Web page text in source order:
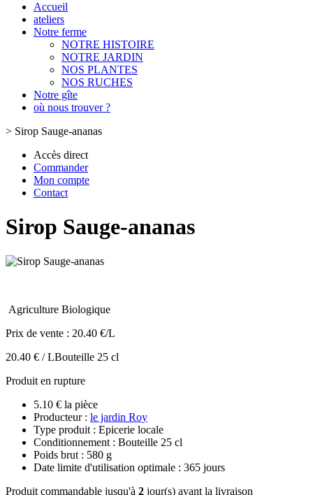
Accueil
ateliers
Notre ferme
NOTRE HISTOIRE
NOTRE JARDIN
NOS PLANTES
NOS RUCHES
Notre gîte
où nous trouver ?
> Sirop Sauge-ananas
Accès direct
Commander
Mon compte
Contact
Sirop Sauge-ananas
Agriculture Biologique
Prix de vente : 20.40 €/L
20.40 € / LBouteille 25 cl
Produit en rupture
5.10 € la pièce
Producteur : le jardin Roy
Type produit : Epicerie locale
Conditionnement : Bouteille 25 cl
Poids brut : 580 g
Date limite d'utilisation optimale : 365 jours
Produit commandable jusqu'à 2 jour(s) avant la livraison